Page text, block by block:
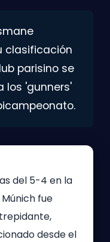
clasificación
parisino se
los 'gunners'
del 5-4 en la
fue
desde el